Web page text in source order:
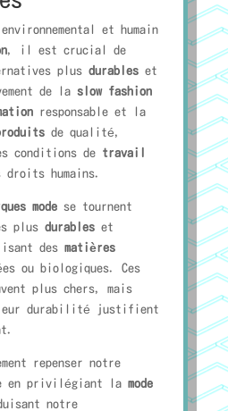
et humain
, il est crucial de
plus durableset
de la slow fashion
responsable et la
de qualité,
conditions de travail
droits humains.
modese tournent
plus durableset
des matières
ou biologiques. Ces
plus chers, mais
durabilité justifient
repenser notre
en privilégiant la mode
notre